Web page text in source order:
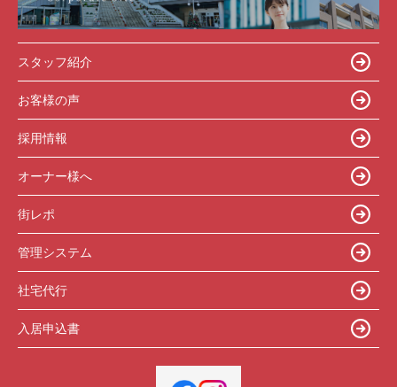
スタッフ紹介
お客様の声
採用情報
オーナー様へ
街レポ
管理システム
社宅代行
入居申込書